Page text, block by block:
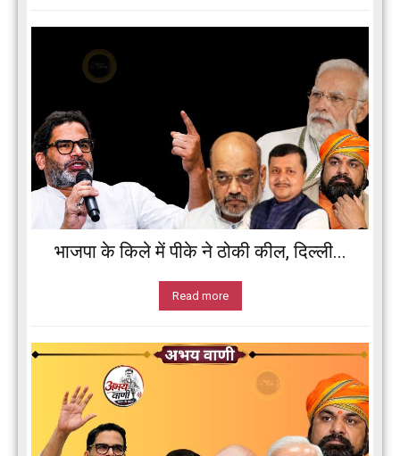
भाजपा के किले में पीके ने ठोकी कील, दिल्ली...
Read more